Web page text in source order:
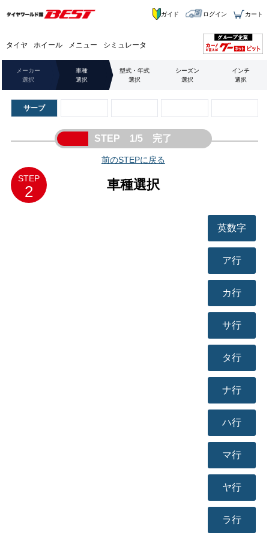
タイヤ ホイール メニュー シミュレータ
ガイド ログイン カート
メーカー
選択
車種
選択
型式・年式
選択
シーズン
選択
インチ
選択
サーブ
STEP 1/5 完了
前のSTEPに戻る
STEP
2 車種選択
英数字
ア行
カ行
サ行
タ行
ナ行
ハ行
マ行
ヤ行
ラ行